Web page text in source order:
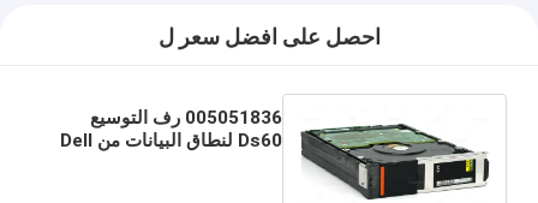
احصل على افضل سعر ل
005051836 رف التوسيع
Ds60 لنطاق البيانات من Dell